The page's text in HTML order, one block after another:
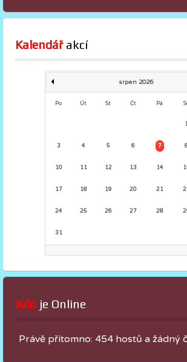
Kalendář akcí
srpen 2026
Po Út St Čt Pá
3 4 5 6 7
10 11 12 13 14
17 18 19 20 21
24 25 26 27 28
31
Kdo je Online
Právě přítomno: 454 hostů a žádný